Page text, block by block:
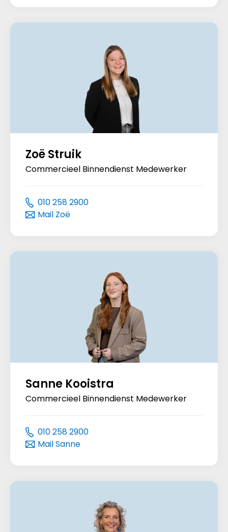
Zoë Struik
Commercieel Binnendienst Medewerker
010 258 2900
Mail Zoë
Sanne Kooistra
Commercieel Binnendienst Medewerker
010 258 2900
Mail Sanne